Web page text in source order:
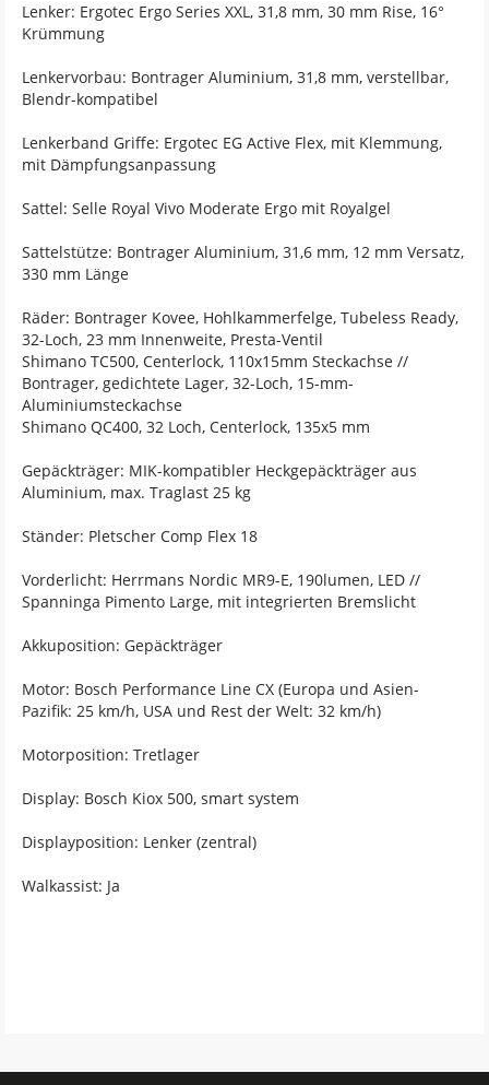
Lenker: Ergotec Ergo Series XXL, 31,8 mm, 30 mm Rise, 16°
Krümmung
Lenkervorbau: Bontrager Aluminium, 31,8 mm, verstellbar,
Blendr-kompatibel
Lenkerband Griffe: Ergotec EG Active Flex, mit Klemmung,
mit Dämpfungsanpassung
Sattel: Selle Royal Vivo Moderate Ergo mit Royalgel
Sattelstütze: Bontrager Aluminium, 31,6 mm, 12 mm Versatz,
330 mm Länge
Räder: Bontrager Kovee, Hohlkammerfelge, Tubeless Ready,
32-Loch, 23 mm Innenweite, Presta-Ventil
Shimano TC500, Centerlock, 110x15mm Steckachse //
Bontrager, gedichtete Lager, 32-Loch, 15-mm-
Aluminiumsteckachse
Shimano QC400, 32 Loch, Centerlock, 135x5 mm
Gepäckträger: MIK-kompatibler Heckgepäckträger aus
Aluminium, max. Traglast 25 kg
Ständer: Pletscher Comp Flex 18
Vorderlicht: Herrmans Nordic MR9-E, 190lumen, LED //
Spanninga Pimento Large, mit integrierten Bremslicht
Akkuposition: Gepäckträger
Motor: Bosch Performance Line CX (Europa und Asien-
Pazifik: 25 km/h, USA und Rest der Welt: 32 km/h)
Motorposition: Tretlager
Display: Bosch Kiox 500, smart system
Displayposition: Lenker (zentral)
Walkassist: Ja